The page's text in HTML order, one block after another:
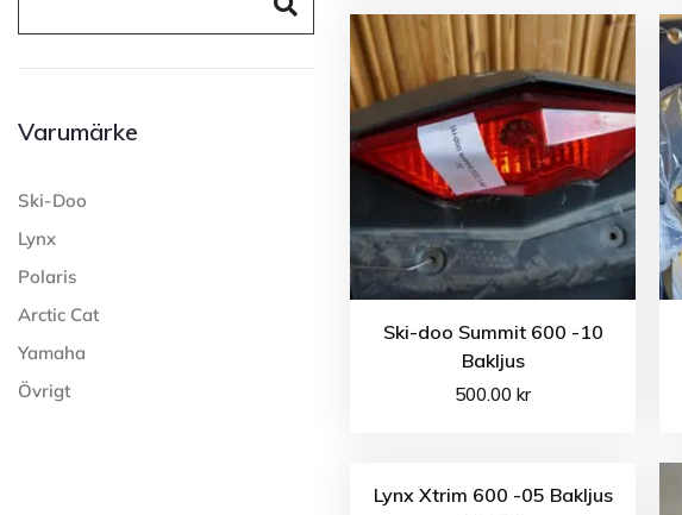
Varumärke
Ski-Doo
Lynx
Polaris
Arctic Cat
Yamaha
Övrigt
Ski-doo Summit 600 -10
Bakljus
500.00kr
Lynx Xtrim 600 -05 Bakljus